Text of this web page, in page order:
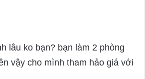
lâu ko bạn? bạn làm 2 phòng
vậy cho mình tham hảo giá với